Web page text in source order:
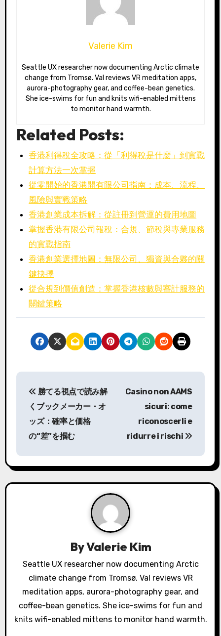
Valerie Kim
Seattle UX researcher now documenting Arctic climate
change from Tromsø. Val reviews VR meditation apps,
aurora-photography gear, and coffee-bean genetics.
She ice-swims for fun and knits wifi-enabled mittens
to monitor hand warmth.
Related Posts:
香港利得稅全攻略：從「利得稅是什麼」到實戰
計算方法一次掌握
從零開始的香港開有限公司指南：成本、流程、
風險與實戰策略
香港創業成本拆解：從註冊到營運的費用地圖
掌握香港有限公司報稅：合規、節稅與專業服務
的實戰指南
香港創業選擇地圖：無限公司、獨資與合夥的關
鍵抉擇
從合規到價值創造：掌握香港核數與審計服務的
關鍵策略
P
n
a
a
i
o
勝てる視点で読み解
くブックメーカー・オ
ッズ：確率と価格
の“差”を掴む
Casino non AAMS
sicuri: come
riconoscerli e
ridurre i rischi
ByValerie Kim
Seattle UX researcher now documenting Arctic
climate change from Tromsø. Val reviews VR
meditation apps, aurora-photography gear, and
coffee-bean genetics. She ice-swims for fun and
knits wifi-enabled mittens to monitor hand warmth.